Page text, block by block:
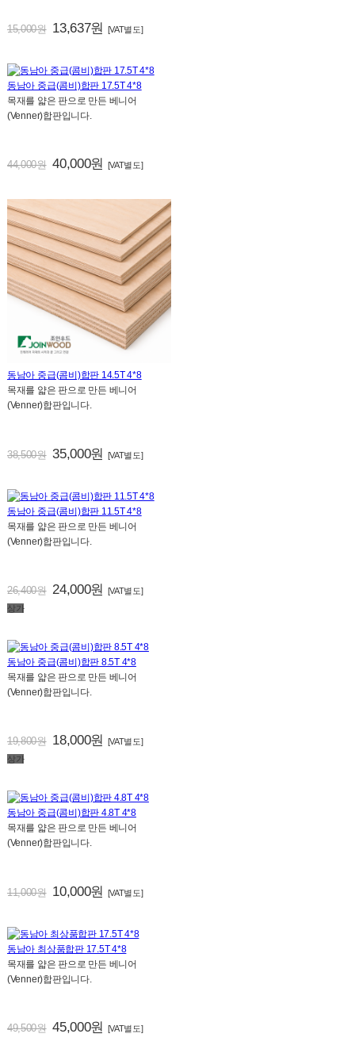
15,000원 13,637원 [VAT별도]
동남아 중급(콤비)합판 17.5T 4*8
목재를 얇은 판으로 만든 베니어
(Venner)합판입니다.
44,000원 40,000원 [VAT별도]
동남아 중급(콤비)합판 14.5T 4*8
목재를 얇은 판으로 만든 베니어
(Venner)합판입니다.
38,500원 35,000원 [VAT별도]
동남아 중급(콤비)합판 11.5T 4*8
목재를 얇은 판으로 만든 베니어
(Venner)합판입니다.
26,400원 24,000원
[VAT별도]
상가
동남아 중급(콤비)합판 8.5T 4*8
목재를 얇은 판으로 만든 베니어
(Venner)합판입니다.
19,800원 18,000원
[VAT별도]
상가
동남아 중급(콤비)합판 4.8T 4*8
목재를 얇은 판으로 만든 베니어
(Venner)합판입니다.
11,000원 10,000원 [VAT별도]
동남아 최상품합판 17.5T 4*8
목재를 얇은 판으로 만든 베니어
(Venner)합판입니다.
49,500원 45,000원 [VAT별도]